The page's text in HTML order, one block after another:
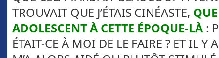
TROUVAIT QUE J’ÉTAIS CINÉASTE, QUE
ADOLESCENT À CETTE ÉPOQUE-LÀ:
ÉTAIT-CE À MOI DE LE FAIRE ? ET IL Y